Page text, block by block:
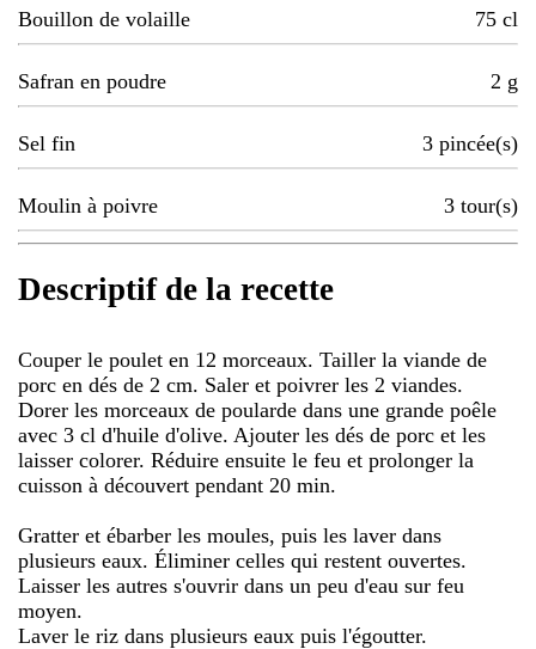
Bouillon de volaille 75 cl
Safran en poudre 2 g
Sel fin 3 pincée(s)
Moulin à poivre 3 tour(s)
Descriptif de la recette
Couper le poulet en 12 morceaux. Tailler la viande de
porc en dés de 2 cm. Saler et poivrer les 2 viandes.
Dorer les morceaux de poularde dans une grande poêle
avec 3 cl d'huile d'olive. Ajouter les dés de porc et les
laisser colorer. Réduire ensuite le feu et prolonger la
cuisson à découvert pendant 20 min.
Gratter et ébarber les moules, puis les laver dans
plusieurs eaux. Éliminer celles qui restent ouvertes.
Laisser les autres s'ouvrir dans un peu d'eau sur feu
moyen.
Laver le riz dans plusieurs eaux puis l'égoutter.